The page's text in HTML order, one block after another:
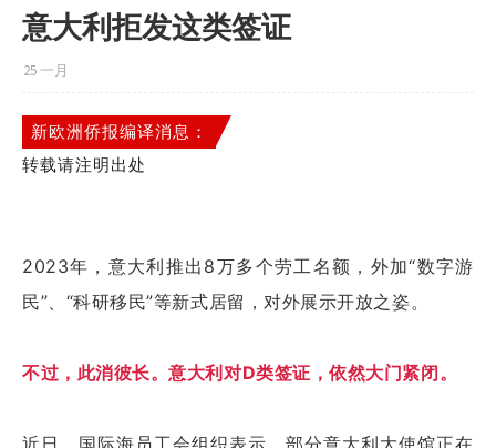
意大利拒发这类签证
25 一月
新欧洲侨报编译消息：
转载请注明出处
2023年，意大利推出8万多个劳工名额，外加“数字游
民”、“科研移民”等新式居留，对外展示开放之姿。
不过，此消彼长。意大利对D类签证，依然大门紧闭。
近日，国际海员工会组织表示，部分意大利大使馆正在